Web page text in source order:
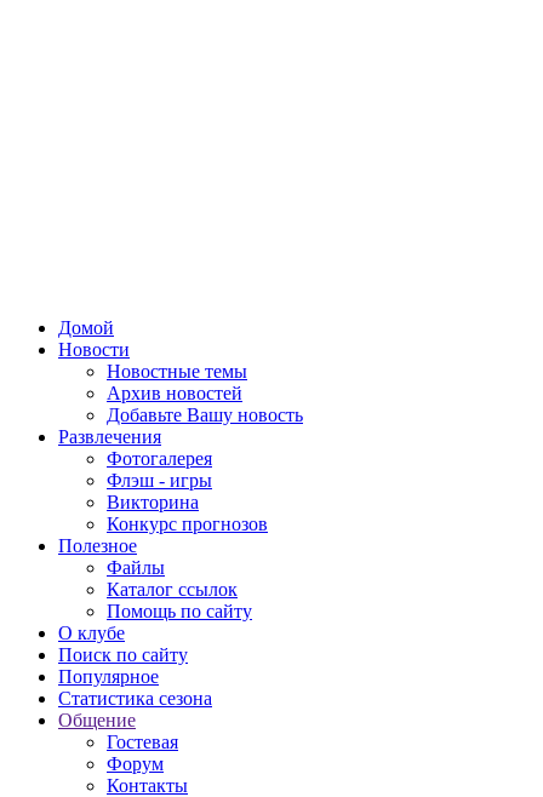
Домой
Новости
Новостные темы
Архив новостей
Добавьте Вашу новость
Развлечения
Фотогалерея
Флэш - игры
Викторина
Конкурс прогнозов
Полезное
Файлы
Каталог ссылок
Помощь по сайту
О клубе
Поиск по сайту
Популярное
Статистика сезона
Общение
Гостевая
Форум
Контакты